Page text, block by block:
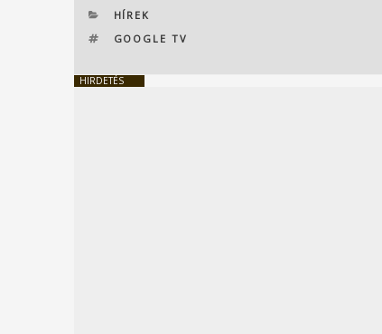
KATEGÓRIÁK
HÍREK
CÍMKÉK
GOOGLE TV
HIRDETÉS